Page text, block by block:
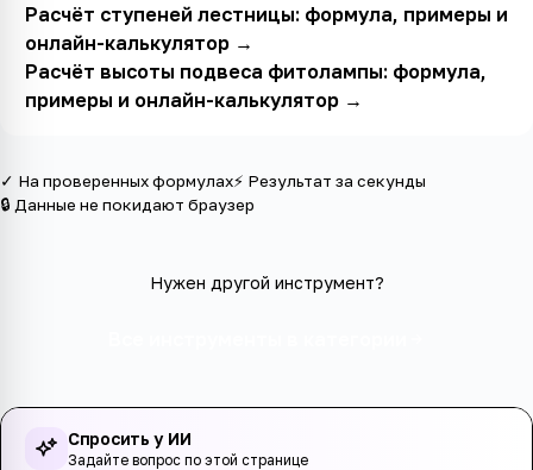
Расчёт ступеней лестницы: формула, примеры и
онлайн-калькулятор→
Расчёт высоты подвеса фитолампы: формула,
примеры и онлайн-калькулятор→
✓ На проверенных формулах⚡ Результат за секунды
🔒 Данные не покидают браузер
Нужен другой инструмент?
Спросить у ИИ
Задайте вопрос по этой странице